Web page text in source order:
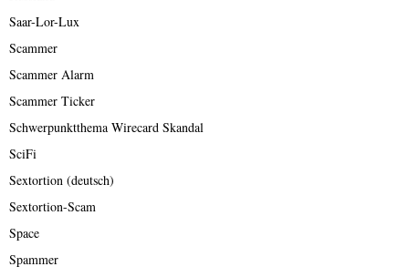
Saar-Lor-Lux
Scammer
Scammer Alarm
Scammer Ticker
Schwerpunktthema Wirecard Skandal
SciFi
Sextortion (deutsch)
Sextortion-Scam
Space
Spammer